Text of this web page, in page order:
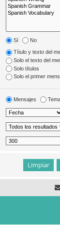
Sí No
Título y texto del
Solo el texto del
Solo títulos
Solo el primer
Mensajes